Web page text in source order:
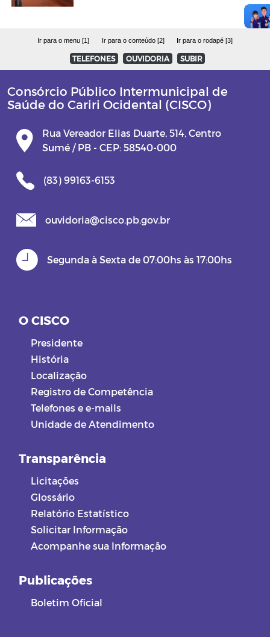
Ir para o menu [1] Ir para o conteúdo [2] Ir para o rodapé [3]
TELEFONES OUVIDORIA SUBIR
Consórcio Público Intermunicipal de
Saúde do Cariri Ocidental (CISCO)
Rua Vereador Elias Duarte, 514, Centro
Sumé / PB - CEP: 58540-000
(83) 99163-6153
ouvidoria@cisco.pb.gov.br
Segunda à Sexta de 07:00hs às 17:00hs
O CISCO
Presidente
História
Localização
Registro de Competência
Telefones e e-mails
Unidade de Atendimento
Transparência
Licitações
Glossário
Relatório Estatístico
Solicitar Informação
Acompanhe sua Informação
Publicações
Boletim Oficial